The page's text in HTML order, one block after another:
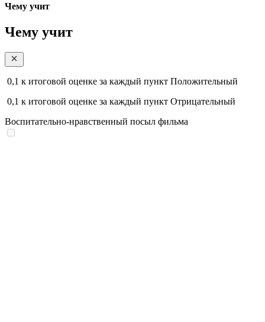
Чему учит
Чему учит
0,1 к итоговой оценке за каждый пункт Положительный
0,1 к итоговой оценке за каждый пункт Отрицательный
Воспитательно-нравственный посыл фильма